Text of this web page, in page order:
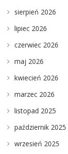
sierpień 2026
lipiec 2026
czerwiec 2026
maj 2026
kwiecień 2026
marzec 2026
listopad 2025
październik 2025
wrzesień 2025